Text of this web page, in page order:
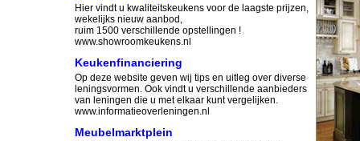
Hier vindt u kwaliteitskeukens voor de laagste prijzen,
wekelijks nieuw aanbod,
ruim 1500 verschillende opstellingen !
www.showroomkeukens.nl
Keukenfinanciering
Op deze website geven wij tips en uitleg over diverse
leningsvormen. Ook vindt u verschillende aanbieders
van leningen die u met elkaar kunt vergelijken.
www.informatieoverleningen.nl
Meubelmarktplein